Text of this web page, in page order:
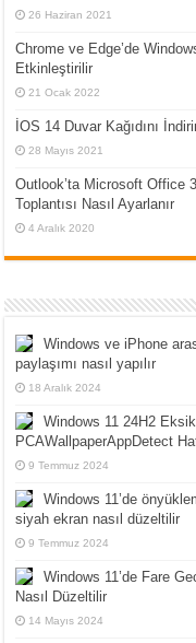
26 Haziran 2021
Chrome ve Edge’de
Etkinleştirilir
21 Ocak 2022
İOS 14 Duvar Kağıdını
28 Mayıs 2021
Outlook’ta Microsoft Office
Toplantısı Nasıl Ayarlanır
4 Aralık 2020
Windows ve iPhone
paylaşımı nasıl yapılır
18 Aralık 2024
Windows 11 24H2
PCAWallpaperAppDetect
9 Temmuz 2024
Windows 11’de
siyah ekran nasıl düzeltilir
9 Temmuz 2024
Windows 11’de Fare
Nasıl Düzeltilir
14 Mayıs 2024